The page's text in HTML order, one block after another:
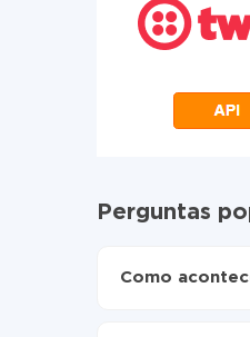
Perguntas
Como